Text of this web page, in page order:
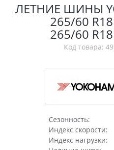
ЛЕТНИЕ ШИНЫ
265/60
265/60
Код товара:
Сезонность:
Индекс скорости:
Индекс нагрузки: